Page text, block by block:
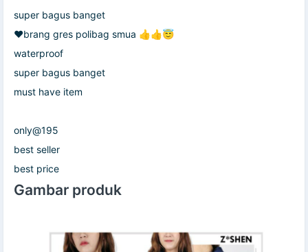
super bagus banget
❤brang gres polibag smua 👍👍😇
waterproof
super bagus banget
must have item
only@195
best seller
best price
Gambar produk